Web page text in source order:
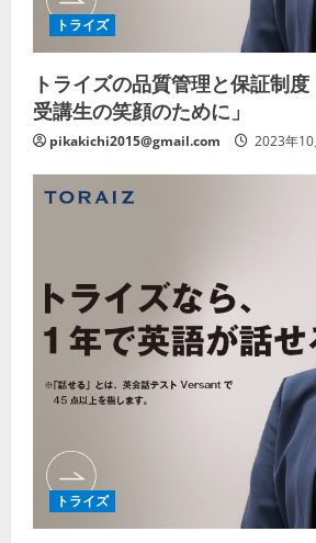
トライズ
トライズの品質管理と保証制度
受講生の笑顔のために」
pikakichi2015@gmail.com 2023年10
トライズ